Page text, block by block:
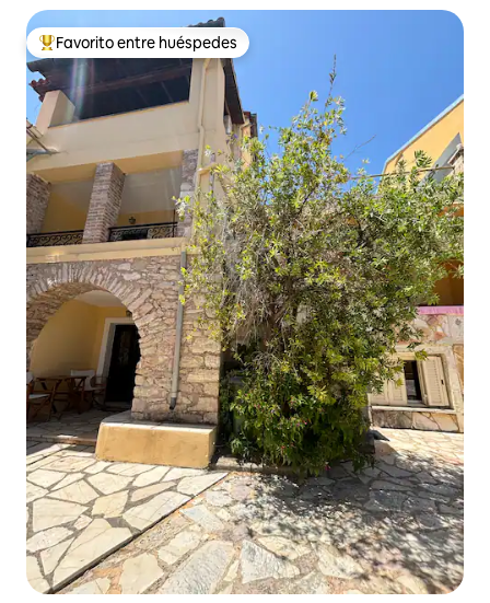
De los mejores en Favorito entre huéspedes
Favorito entre huéspedes